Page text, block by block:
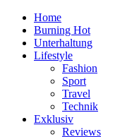
Home
Burning Hot
Unterhaltung
Lifestyle
Fashion
Sport
Travel
Technik
Exklusiv
Reviews